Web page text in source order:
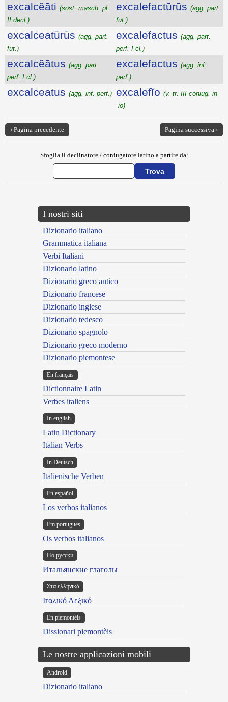
excalcĕāti (sost. masch. pl.
II decl.)
excalefactūrūs (agg. part.
fut.)
excalceatūrūs (agg. part.
fut.)
excalefactus (agg. part.
perf. I cl.)
excalcĕātus (agg. part.
perf. I cl.)
excalefactus (agg. inf.
perf.)
excalceatus (agg. inf. perf.) excalefĭo (v. tr. III coniug. in
-io)
‹ Pagina precedente Pagina successiva ›
Sfoglia il declinatore / coniugatore latino a partire da:
I nostri siti
Dizionario italiano
Grammatica italiana
Verbi Italiani
Dizionario latino
Dizionario greco antico
Dizionario francese
Dizionario inglese
Dizionario tedesco
Dizionario spagnolo
Dizionario greco moderno
Dizionario piemontese
En français
Dictionnaire Latin
Verbes italiens
In english
Latin Dictionary
Italian Verbs
In Deutsch
Italienische Verben
En español
Los verbos italianos
Em portugues
Os verbos italianos
По русски
Итальянские глаголы
Στα ελληνικά
Ιταλικό Λεξικό
Ën piemontèis
Dissionari piemontèis
Le nostre applicazioni mobili
Android
Dizionario italiano